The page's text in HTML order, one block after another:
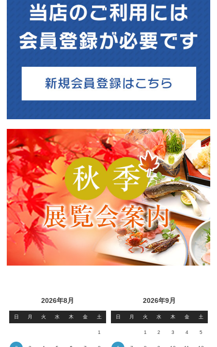
2026年8月
日 月 火 水 木 金 土
1
2026年9月
日 月 火 水 木 金 土
1 2 3 4 5